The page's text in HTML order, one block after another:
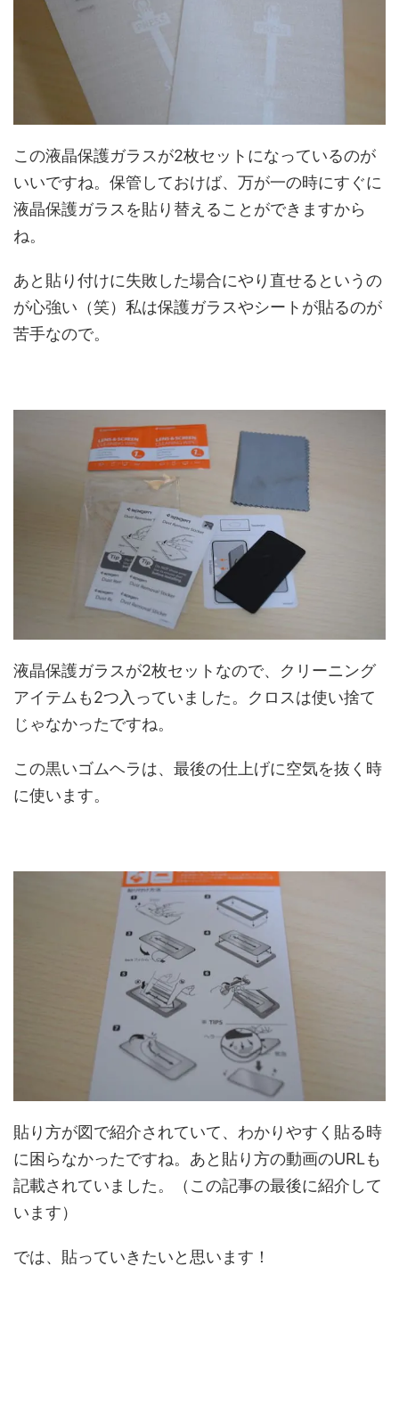
この液晶保護ガラスが2枚セットになっているのが
いいですね。保管しておけば、万が一の時にすぐに
液晶保護ガラスを貼り替えることができますから
ね。
あと貼り付けに失敗した場合にやり直せるというの
が心強い（笑）私は保護ガラスやシートが貼るのが
苦手なので。
液晶保護ガラスが2枚セットなので、クリーニング
アイテムも2つ入っていました。クロスは使い捨て
じゃなかったですね。
この黒いゴムヘラは、最後の仕上げに空気を抜く時
に使います。
貼り方が図で紹介されていて、わかりやすく貼る時
に困らなかったですね。あと貼り方の動画のURLも
記載されていました。（この記事の最後に紹介して
います）
では、貼っていきたいと思います！